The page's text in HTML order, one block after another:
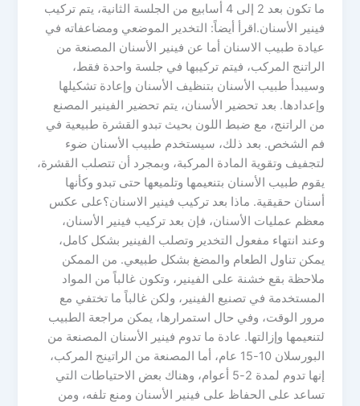
ما تكون بعد 2 إلى 4 أسابيع من الجلسة الثانية، يتم تركيب
فينير الأسنان.اقرأ أيضاً: التخدير الموضعي ومضاعفاته في
عيادة طبيب الاسنان أما عن فينير الأسنان المصنعة من
الراتنج المركب، فيتم تركيبها في جلسة واحدة فقط،
وسيبدأ طبيب الأسنان بتنظيف الأسنان وإعادة تشكيلها
وإعدادها. بعد تحضير الأسنان، يتم تحضير الفينير المصنع
من الراتنج، مع ضبط اللون بحيث تبدو القشرة طبيعية في
فم الشخص. بعد ذلك، سيستخدم طبيب الأسنان ضوء
لتجفيف وتقوية المادة المركبة، وبمجرد أن تتصلب القشرة،
يقوم طبيب الأسنان بتنعيمها وتلميعها حتى تبدو وكأنها
أسنان حقيقية. ماذا بعد تركيب فينير الاسنان؟على عكس
معظم عمليات الأسنان، فإن بعد تركيب فينير الأسنان،
وعند انتهاء مفعول التخدير وتصلب الفينير بشكل كامل،
يمكن تناول الطعام والمضغ بشكل طبيعي. من الممكن
ملاحظة بقع خشنة على الفينير، وتكون غالباً من المواد
المستخدمة في تصنيع الفينير، ولكن غالباً ما تختفي مع
مرور الوقت، وفي حال استمرارها، يمكن مراجعة الطبيب
لتنعيمها وإزالتها. عادة ما تدوم فينير الأسنان المصنعة من
البورسلان 10-15 عام، أما المصنعة من الراتينج المركب،
إنها تدوم لمدة 2-5 أعوام، وهناك بعض الاحتياطات التي
تساعد على الحفاظ على فينير الأسنان ومنع تلفه، ومن